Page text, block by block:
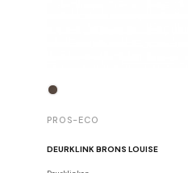
PROS-ECO
DEURKLINK BRONS LOUISE